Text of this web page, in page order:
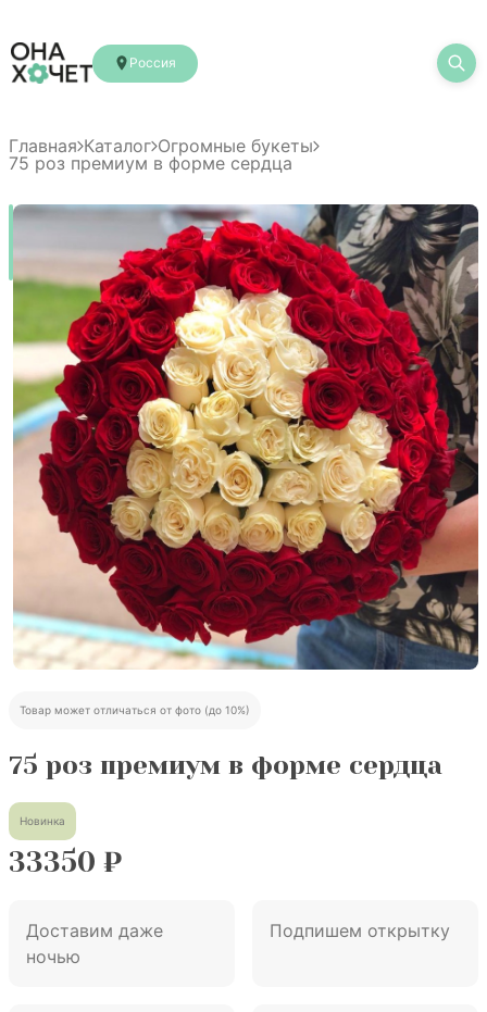
Россия
Главная Каталог Огромные букеты
75 роз премиум в форме сердца
Товар может отличаться от фото (до 10%)
75 роз премиум в форме сердца
Новинка
33350 ₽
Доставим даже
ночью
Подпишем открытку